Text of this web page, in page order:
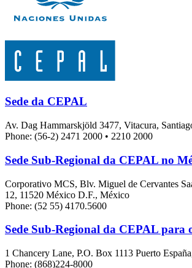
Sede da CEPAL
Av. Dag Hammarskjöld 3477, Vitacura,
Phone: (56-2) 2471 2000 • 2210 2000
Sede Sub-Regional da CEPAL no
Corporativo MCS, Blv. Miguel de Cervantes
12, 11520 México D.F., México
Phone: (52 55) 4170.5600
Sede Sub-Regional da CEPAL para
1 Chancery Lane, P.O. Box 1113 Puerto
Phone: (868)224-8000